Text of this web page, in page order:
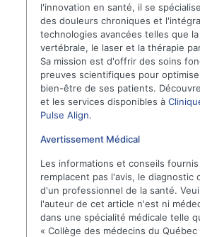
l'innovation en santé, il se
des douleurs chroniques et
technologies avancées telles que
vertébrale, le laser et la thérapie
Sa mission est d'offrir des soins
preuves scientifiques pour
bien-être de ses patients.
et les services disponibles à
Pulse Align.
Avertissement Médical
Les informations et conseils
remplacent pas l'avis, le diagnostic
d'un professionnel de la santé.
l'auteur de cet article n'est ni
dans une spécialité médicale telle
« Collège des médecins du Québec